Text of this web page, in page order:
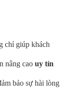
chỉ giúp khách
nâng cao uy tín
bảo sự hài lòng